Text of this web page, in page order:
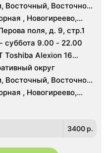
Восточный, Восточное
Измайлово,
Новогиреево,
Северное
, Новогиреево,
гора, Шоссе
поля, д. 9, стр.1
суббота 9.00 - 22.00
Alexion 16
округ
Восточный, Восточное
Измайлово,
Новогиреево,
Северное
, Новогиреево,
гора, Шоссе
3400 p.